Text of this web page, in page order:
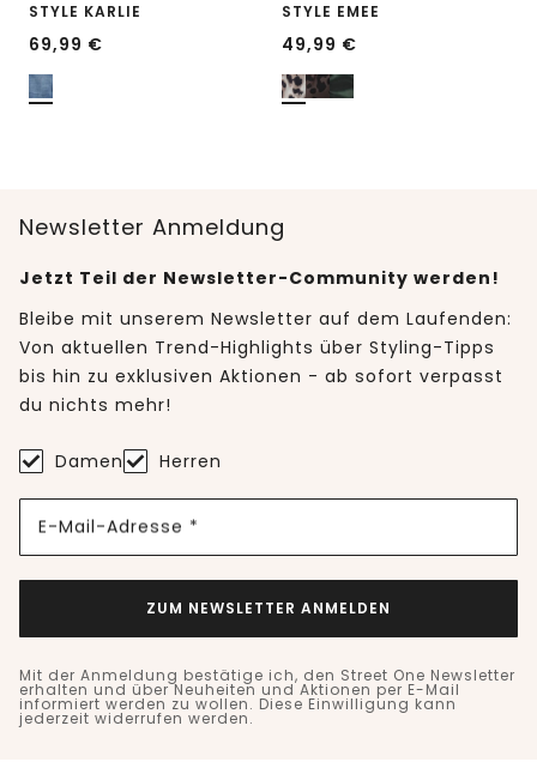
STYLE KARLIE
69,99 €
STYLE EMEE
49,99 €
Newsletter Anmeldung
Jetzt Teil der Newsletter-Community werden!
Bleibe mit unserem Newsletter auf dem Laufenden:
Von aktuellen Trend-Highlights über Styling-Tipps
bis hin zu exklusiven Aktionen - ab sofort verpasst
du nichts mehr!
Damen Herren
E-Mail-Adresse *
ZUM NEWSLETTER ANMELDEN
Mit der Anmeldung bestätige ich, den Street One Newsletter
erhalten und über Neuheiten und Aktionen per E-Mail
informiert werden zu wollen. Diese Einwilligung kann
jederzeit widerrufen werden.